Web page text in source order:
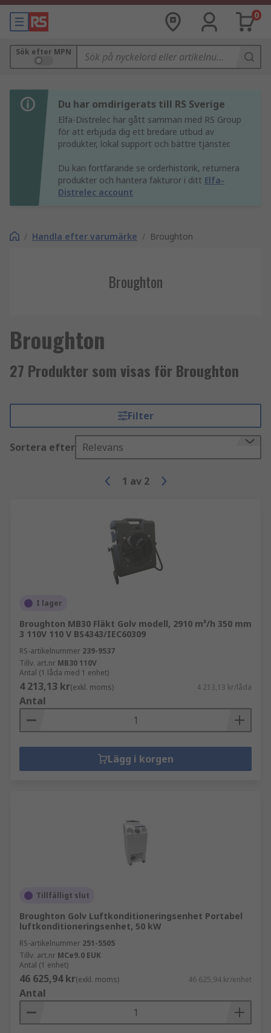
0
Sök efter MPN
Du har omdirigerats till RS Sverige
Elfa-Distrelec har gått samman med RS Group
för att erbjuda dig ett bredare utbud av
produkter, lokal support och bättre tjänster.
Du kan fortfarande se orderhistorik, returnera
produkter och hantera fakturor i ditt Elfa-
Distrelec account
/ Handla efter varumärke / Broughton
Broughton
Broughton
27 Produkter som visas för Broughton
Filter
Sortera efter Relevans
1 av 2
I lager
Broughton MB30 Fläkt Golv modell, 2910 m³/h 350 mm
3 110V 110 V BS4343/IEC60309
RS-artikelnummer 239-9537
Tillv. art.nr MB30 110V
Antal (1 låda med 1 enhet)
4 213,13 kr(exkl. moms) 4 213,13 kr/låda
Antal
Lägg i korgen
Tillfälligt slut
Broughton Golv Luftkonditioneringsenhet Portabel
luftkonditioneringsenhet, 50 kW
RS-artikelnummer 251-5505
Tillv. art.nr MCe9.0 EUK
Antal (1 enhet)
46 625,94 kr(exkl. moms) 46 625,94 kr/enhet
Antal